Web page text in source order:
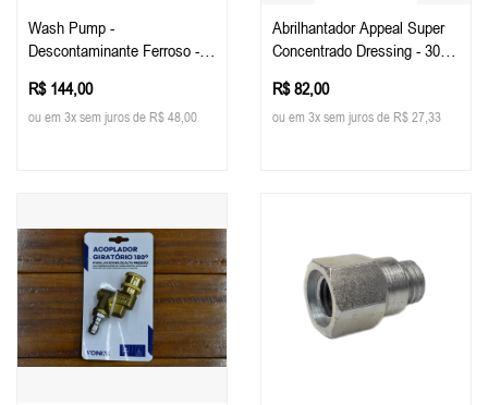
Wash Pump -
Descontaminante Ferroso -
R$ 144,00
ou em 3x sem juros de R$ 48,00
Abrilhantador Appeal Super
Concentrado Dressing - 300
R$ 82,00
ou em 3x sem juros de R$ 27,33